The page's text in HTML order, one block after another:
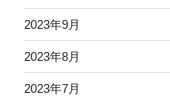
2023年9月
2023年8月
2023年7月